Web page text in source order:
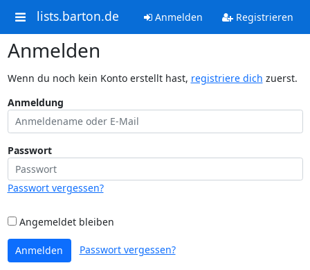
lists.barton.de Anmelden Registrieren
Anmelden
Wenn du noch kein Konto erstellt hast, registriere dich zuerst.
Anmeldung
Passwort
Passwort vergessen?
Angemeldet bleiben
Anmelden Passwort vergessen?